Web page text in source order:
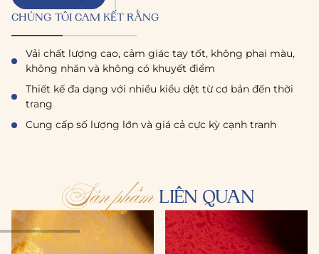
CHÚNG TÔI CAM KẾT RẰNG
Vải chất lượng cao, cảm giác tay tốt, không phai màu,
không nhăn và không có khuyết điểm
Thiết kế đa dạng với nhiều kiểu dệt từ cơ bản đến thời
trang
Cung cấp số lượng lớn và giá cả cực kỳ cạnh tranh
Sản phẩmLIÊN QUAN